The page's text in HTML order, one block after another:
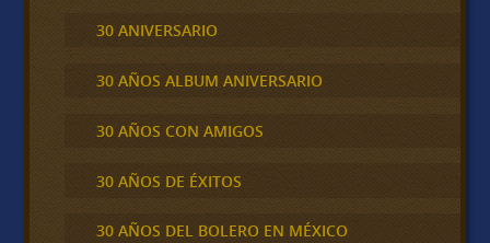
30 ANIVERSARIO
30 AÑOS ALBUM ANIVERSARIO
30 AÑOS CON AMIGOS
30 AÑOS DE ÉXITOS
30 AÑOS DEL BOLERO EN MÉXICO